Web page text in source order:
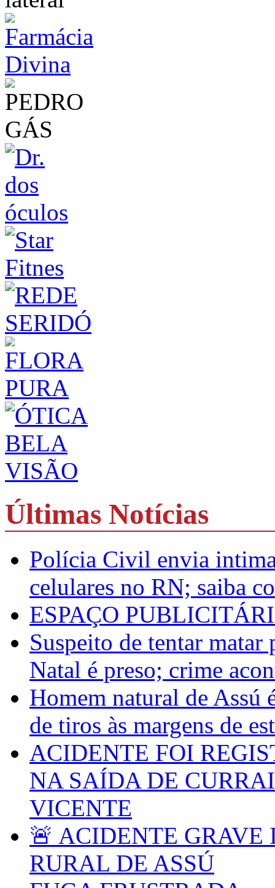
Últimas Notícias
Polícia Civil envia
celulares no RN; saiba
ESPAÇO
Suspeito de tentar
Natal é preso; crime
Homem natural de Assú
de tiros às margens de
ACIDENTE FOI
NA SAÍDA DE
VICENTE
🚨 ACIDENTE
RURAL DE ASSÚ